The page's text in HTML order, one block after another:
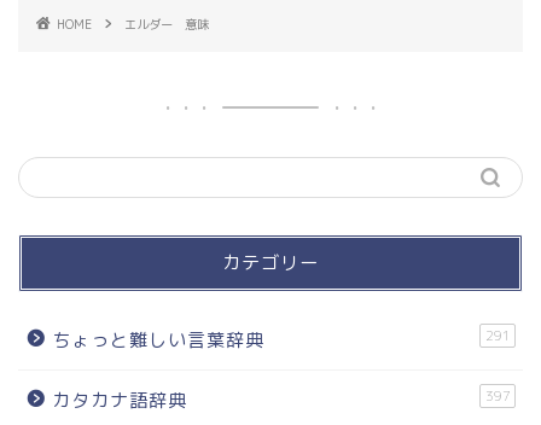
HOME エルダー 意味
カテゴリー
ちょっと難しい言葉辞典 291
カタカナ語辞典 397